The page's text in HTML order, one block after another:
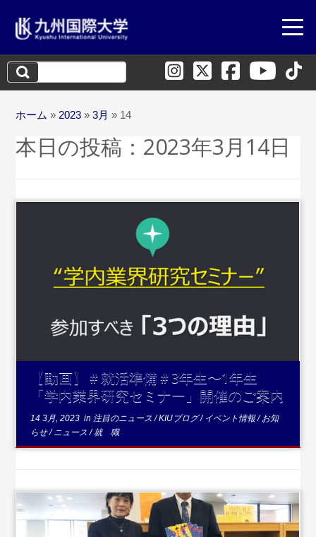
検
索:
ホーム » 2023 » 3月 » 14
本日の投稿： 2023年3月14日
【動画】＃就活準備＃3年生〜1年生
「学内業界研究セミナー」開催のご案内
14 3月, 2023 in 注目のニュース/KIUブログ/ イベント情報/お知
らせ/ニュース/就 職